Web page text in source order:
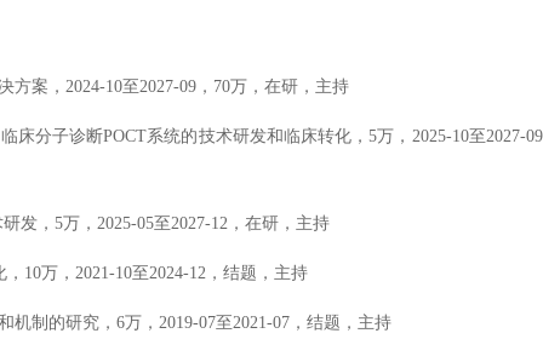
方案， 2024-10至2027-09，70万，在研，主持
床分子诊断POCT系统的技术研发和临床转化，5万，2025-10至2027-
发，5万，2025-05至2027-12，在研，主持
10万，2021-10至2024-12，结题，主持
机制的研究，6万，2019-07至2021-07，结题，主持